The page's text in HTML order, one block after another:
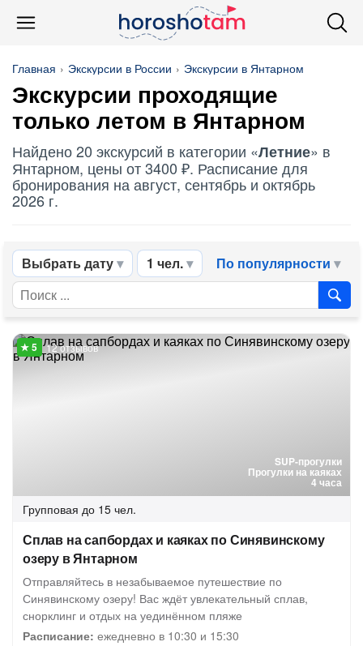
Главная Экскурсии в России Экскурсии в Янтарном
Экскурсии проходящие
только летом в Янтарном
Найдено 20 экскурсий в категории «Летние» в
Янтарном, цены от 3400 ₽. Расписание для
бронирования на август, сентябрь и октябрь
2026 г.
Выбрать дату 1 чел. По популярности
SUP-прогулки
Прогулки на каяках
4 часа
12 отзывов
Групповая до 15 чел.
Сплав на сапбордах и каяках по Синявинскому
озеру в Янтарном
Отправляйтесь в незабываемое путешествие по
Синявинскому озеру! Вас ждёт увлекательный сплав,
снорклинг и отдых на уединённом пляже
Расписание: ежедневно в 10:30 и 15:30